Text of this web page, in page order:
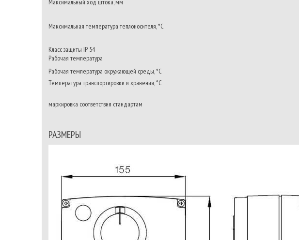
Максимальная температура теплоносителя, °C
Класс защиты IP 54
Рабочая температура
Рабочая температура окружающей среды, °C
Температура транспортировки и хранения, °C
маркировка соответствия стандартам
РАЗМЕРЫ